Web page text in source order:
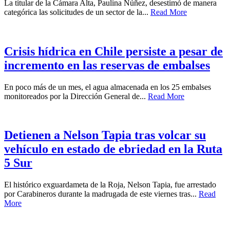
La titular de la Cámara Alta, Paulina Núñez, desestimó de manera
categórica las solicitudes de un sector de la... Read More
Crisis hídrica en Chile persiste a pesar de
incremento en las reservas de embalses
En poco más de un mes, el agua almacenada en los 25 embalses
monitoreados por la Dirección General de... Read More
Detienen a Nelson Tapia tras volcar su
vehículo en estado de ebriedad en la Ruta
5 Sur
El histórico exguardameta de la Roja, Nelson Tapia, fue arrestado
por Carabineros durante la madrugada de este viernes tras... Read
More